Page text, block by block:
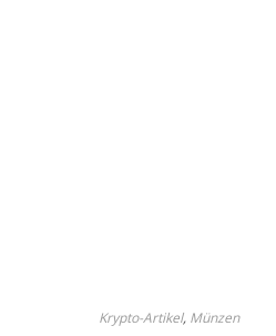
Krypto-Artikel, Münzen